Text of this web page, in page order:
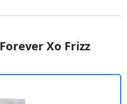
Xo Frizz